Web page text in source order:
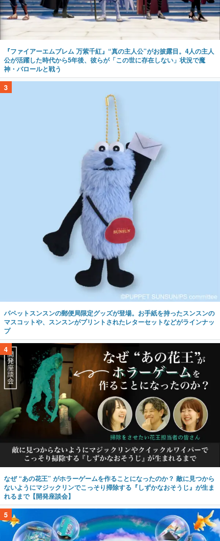
『ファイアーエムブレム 万紫千紅』“真の主人公”がお披露目。4人の主人
公が活躍した時代から5年後、彼らが「この世に存在しない」状況で魔
神・バロールと戦う
3
パペットスンスンの郵便局限定グッズが登場。お手紙を持ったスンスンの
マスコットや、スンスンがプリントされたレターセットなどがラインナッ
プ
4
なぜ “あの花王” がホラーゲームを作ることになったのか？ 敵に見つから
ないようにマジックリンでこっそり掃除する『しずかなおそうじ』が生ま
れるまで【開発座談会】
5